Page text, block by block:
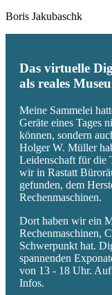
Boris Jakubaschk
Das virtuelle
als reales
Meine Sammelei
Geräte eines Tages
können, sondern
Holger W. Müller
Leidenschaft für die
wir in Rastatt
gefunden, dem
Rechenmaschinen.
Dort haben wir ein
Rechenmaschinen,
Schwerpunkt hat.
spannenden
von 13 - 18 Uhr. Auf
Infos.